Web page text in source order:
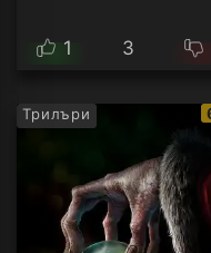
1 3
Трилъри